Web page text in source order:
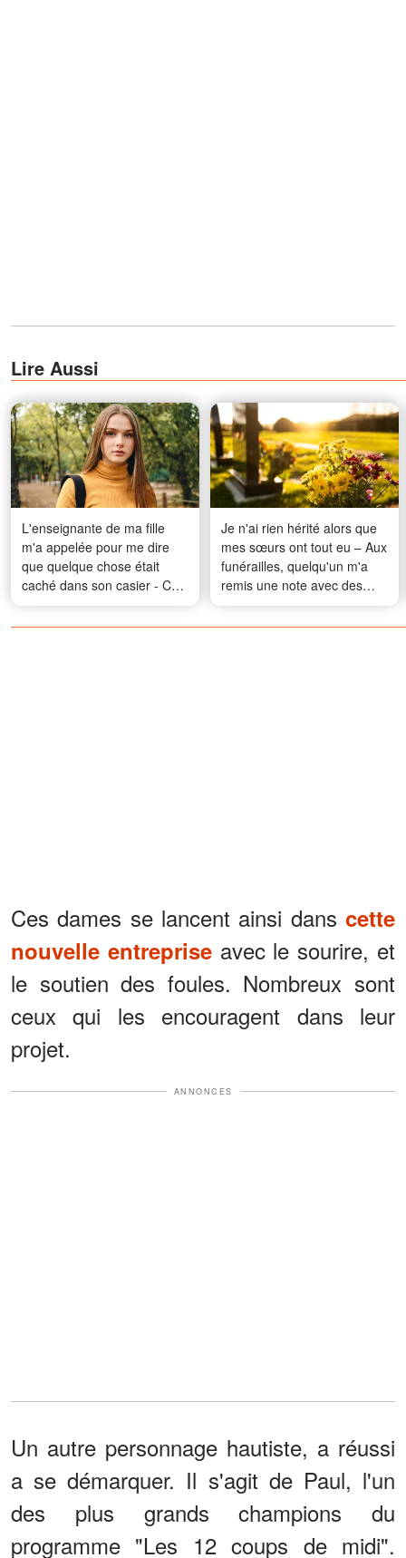
Lire Aussi
L'enseignante de ma fille
m'a appelée pour me dire
que quelque chose était
caché dans son casier - Ce
que j'ai trouvé à l'intérieur a
changé tout ce que je
Je n'ai rien hérité alors que
mes sœurs ont tout eu – Aux
funérailles, quelqu'un m'a
remis une note avec des
coordonnées
Ces dames se lancent ainsi dans cette
nouvelle entrepriseavec le sourire, et
le soutien des foules. Nombreux sont
ceux qui les encouragent dans leur
projet.
ANNONCES
Un autre personnage hautiste, a réussi
a se démarquer. Il s'agit de Paul, l'un
des plus grands champions du
programme "Les 12 coups de midi".